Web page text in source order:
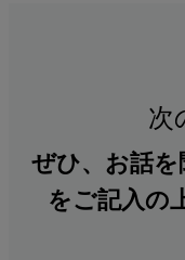
次
ぜひ、お話
をご記入の